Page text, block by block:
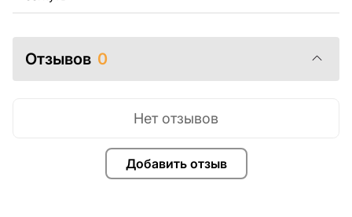
Отзывов 0
Добавить отзыв
Нет отзывов